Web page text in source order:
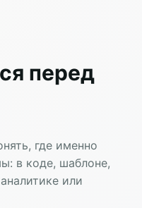
перед
где именно
в коде, шаблоне,
или